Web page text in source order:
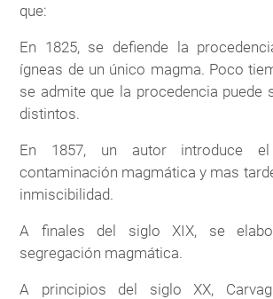
que:
En 1825, se defiende la
ígneas de un único magma. Poco
se admite que la procedencia puede
distintos.
En 1857, un autor introduce
contaminación magmática y mas
inmiscibilidad.
A finales del siglo XIX, se
segregación magmática.
A principios del siglo XX,